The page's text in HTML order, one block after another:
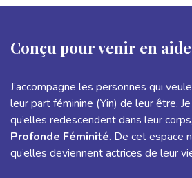
Conçu pour venir en
J’accompagne les personnes qui
leur part féminine (Yin) de leur être.
qu’elles redescendent dans leur
Profonde Féminité. De cet espace
qu’elles deviennent actrices de leur